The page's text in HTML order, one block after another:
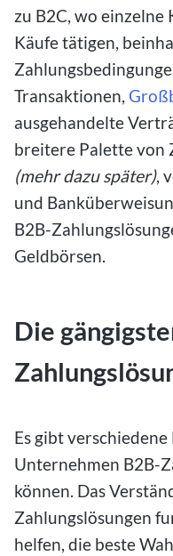
zu B2C, wo
Käufe tätigen,
Transaktionen,
ausgehandelte
breitere Palette von
(mehr dazu später),
und
B2B-
Geldbörsen.
Die
Es gibt
Unternehmen B2B-
können. Das
Zahlungslösungen
helfen, die beste